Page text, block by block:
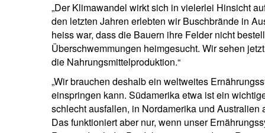
„Der Klimawandel wirkt sich in vielerlei Hinsicht
den letzten Jahren erlebten wir Buschbrände in
heiss war, dass die Bauern ihre Felder nicht
Überschwemmungen heimgesucht. Wir sehen
die Nahrungsmittelproduktion.“
„Wir brauchen deshalb ein weltweites
einspringen kann. Südamerika etwa ist ein
schlecht ausfallen, in Nordamerika und
Das funktioniert aber nur, wenn unser